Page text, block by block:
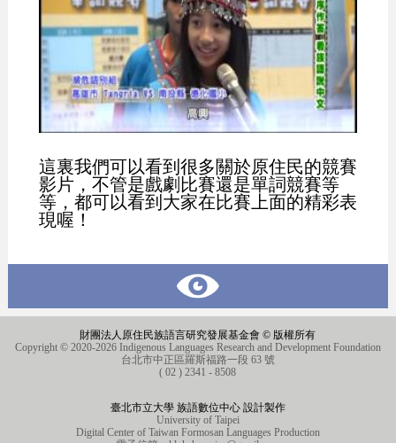
這裏我們可以看到很多關於原住民的競賽
影片，不管是戲劇比賽還是單詞競賽等
等，都可以看到大家在比賽上面的精彩表
現喔！
財團法人原住民族語言研究發展基金會 © 版權所有
Copyright © 2020-2026 Indigenous Languages Research and Development Foundation
台北市中正區羅斯福路一段 63 號
( 02 ) 2341 - 8508
臺北市立大學 族語數位中心 設計製作
University of Taipei
Digital Center of Taiwan Formosan Languages Production